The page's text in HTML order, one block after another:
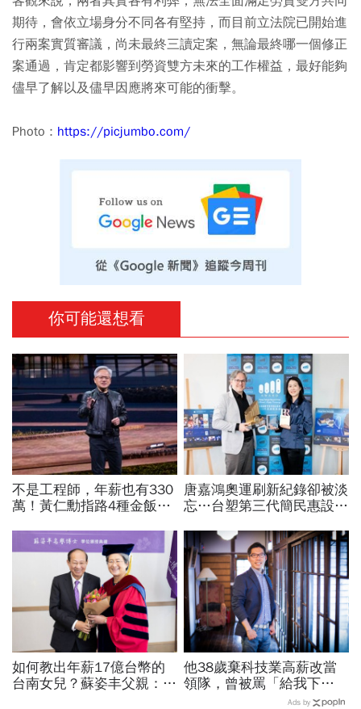
期待，會依立場身分不同各有堅持，而目前立法院已開始進
行兩案實質審議，尚未最終三讀定案，無論最終哪一個修正
案通過，肯定都影響到勞資雙方未來的工作權益，最好能夠
儘早了解以及儘早因應將來可能的衝擊。
Photo : https://picjumbo.com/
你可能還想看
不是工程師，年薪也有330
萬！黃仁勳指路4種金飯
過優渥生活…AI時代搶手職
業曝光
唐嘉鴻奧運刷新紀錄卻被淡
忘…台塑第三代簡民惠設台
只有金牌才值得掌聲
如何教出年薪17億台幣的
台南女兒？蘇姿丰父親：她
他38歲棄科技業高薪改當
領隊，曾被罵「給我下
跪」：在台灣很多人怕失
Ads by